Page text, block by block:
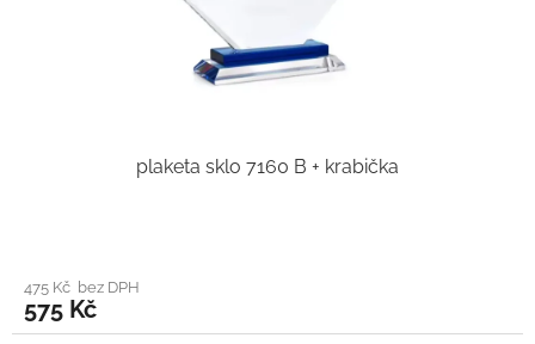
plaketa sklo 7160 B + krabička
475 Kč bez DPH
575 Kč